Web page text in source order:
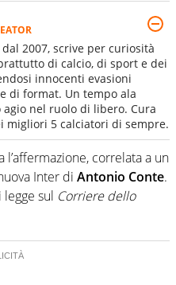
2007, scrive per curiosità
di calcio, di sport e dei
innocenti evasioni
di format. Un tempo ala
agio nel ruolo di libero. Cura
migliori 5 calciatori di sempre.
l’affermazione, correlata a un
Inter di Antonio Conte.
legge sul Corriere dello